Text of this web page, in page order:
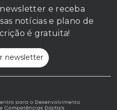
e receba
notícias e plano de
é gratuita!
newsletter